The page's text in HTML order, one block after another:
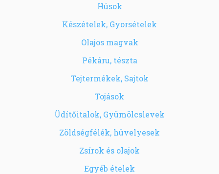
Húsok
Készételek, Gyorsételek
Olajos magvak
Pékáru, tészta
Tejtermékek, Sajtok
Tojások
Üdítőitalok, Gyümölcslevek
Zöldségfélék, hüvelyesek
Zsírok és olajok
Egyéb ételek